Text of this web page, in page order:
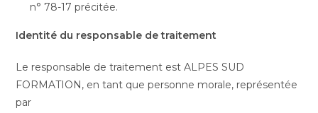
n° 78-17 précitée.
Identité du responsable de traitement
Le responsable de traitement est ALPES SUD
FORMATION, en tant que personne morale, représentée
par